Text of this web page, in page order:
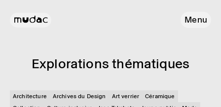
Menu
Explo­ra­tions théma­tiques
Architecture Archives du Design Art verrier
Céramique